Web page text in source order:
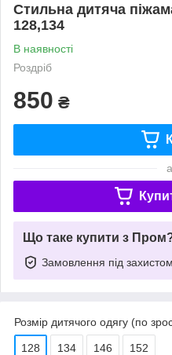
Стильна дитяча
128,134
В наявності
Роздріб
850 ₴
Що таке купити з
Замовлення під захистом
Розмір дитячого одягу (по
128 134 146 152